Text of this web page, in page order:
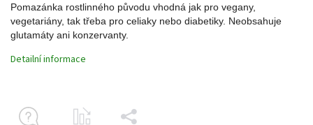
Pomazánka rostlinného původu vhodná jak pro vegany,
vegetariány, tak třeba pro celiaky nebo diabetiky. Neobsahuje
glutamáty ani konzervanty.
Detailní informace